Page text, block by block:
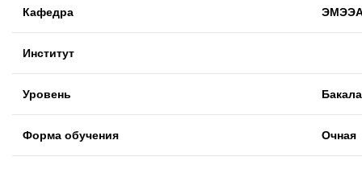
Кафедра
Институт
Уровень
Форма обучения Очная